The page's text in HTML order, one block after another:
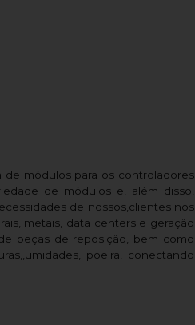
módulos para os controladores
de módulos e, além disso,
de nossos,clientes nos
metais, data centers e geração
peças de reposição, bem como
poeira, conectando